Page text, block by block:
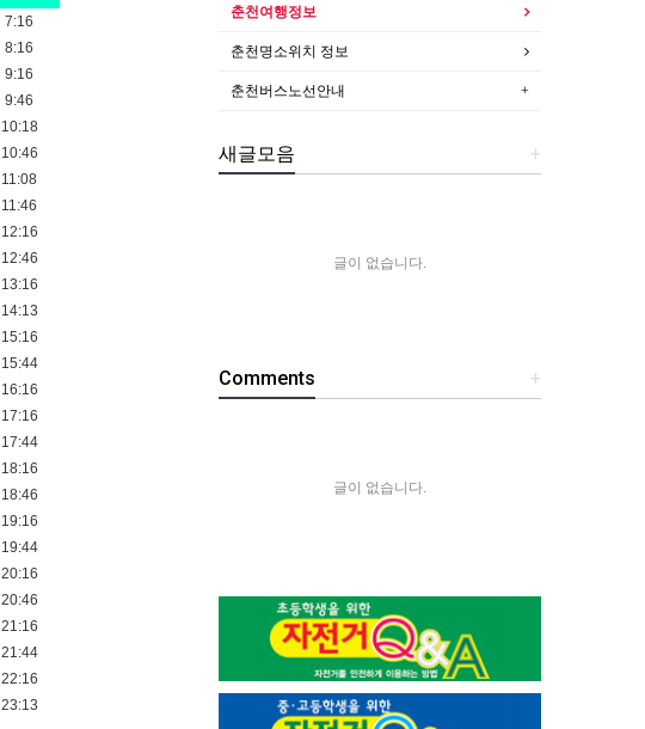
7:16
8:16
9:16
9:46
10:18
10:46
11:08
11:46
12:16
12:46
13:16
14:13
15:16
15:44
16:16
17:16
17:44
18:16
18:46
19:16
19:44
20:16
20:46
21:16
21:44
22:16
23:13
춘천여행정보
춘천명소위치 정보
춘천버스노선안내
+
새글모음
글이 없습니다.
+
Comments
글이 없습니다.